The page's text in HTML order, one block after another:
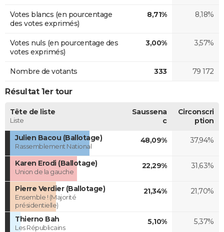
Votes blancs (en pourcentage
des votes exprimés)
8,71% 8,18%
Votes nuls (en pourcentage des
votes exprimés)
3,00% 3,57%
Nombre de votants 333 79 172
Résultat 1er tour
Tête de liste
Liste
Saussena
c
Circonscri
ption
Julien Bacou (Ballotage)
Rassemblement National
48,09% 37,94%
Karen Erodi (Ballotage)
Union de la gauche
22,29% 31,63%
Pierre Verdier (Ballotage)
Ensemble ! (Majorité
présidentielle)
21,34% 21,70%
Thierno Bah
Les Républicains
5,10% 5,37%